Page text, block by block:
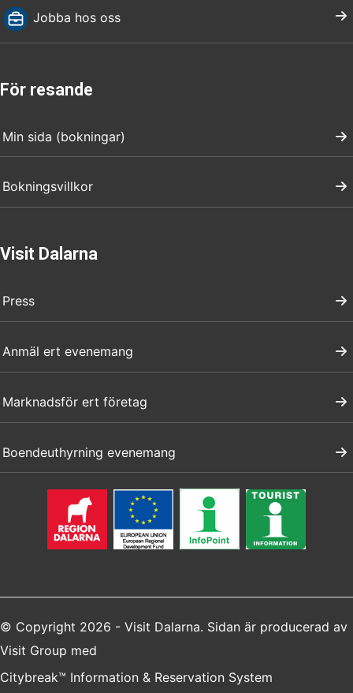
Jobba hos oss
För resande
Min sida (bokningar)
Bokningsvillkor
Visit Dalarna
Press
Anmäl ert evenemang
Marknadsför ert företag
Boendeuthyrning evenemang
© Copyright 2026 - Visit Dalarna. Sidan är producerad av
Visit Group med
Citybreak™ Information & Reservation System